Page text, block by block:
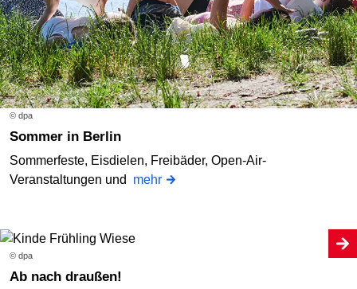
© dpa
Sommer in Berlin
Sommerfeste, Eisdielen, Freibäder, Open-Air-
Veranstaltungen und mehr
© dpa
Ab nach draußen!